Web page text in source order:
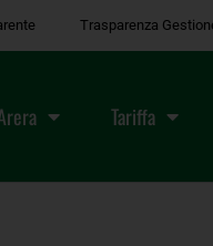
Trasparenza
Tariffa